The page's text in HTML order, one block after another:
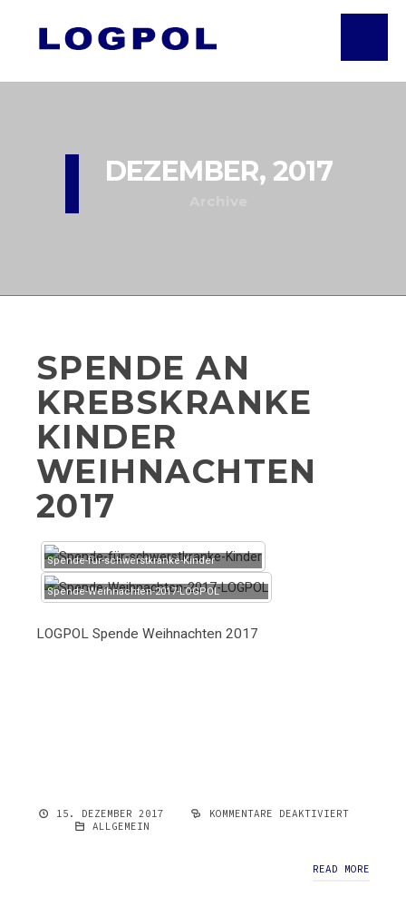
DEZEMBER, 2017
SPENDE AN
KREBSKRANKE
KINDER
WEIHNACHTEN
2017
Spende-für-schwerstkranke-Kinder
Spende-Weihnachten-2017-LOGPOL
LOGPOL Spende Weihnachten 2017
15. DEZEMBER 2017
KOMMENTARE DEAKTIVIERT
ALLGEMEIN
READ MORE